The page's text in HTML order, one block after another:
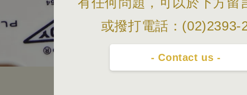
或撥打電話：(02)2393-
- Contact us -